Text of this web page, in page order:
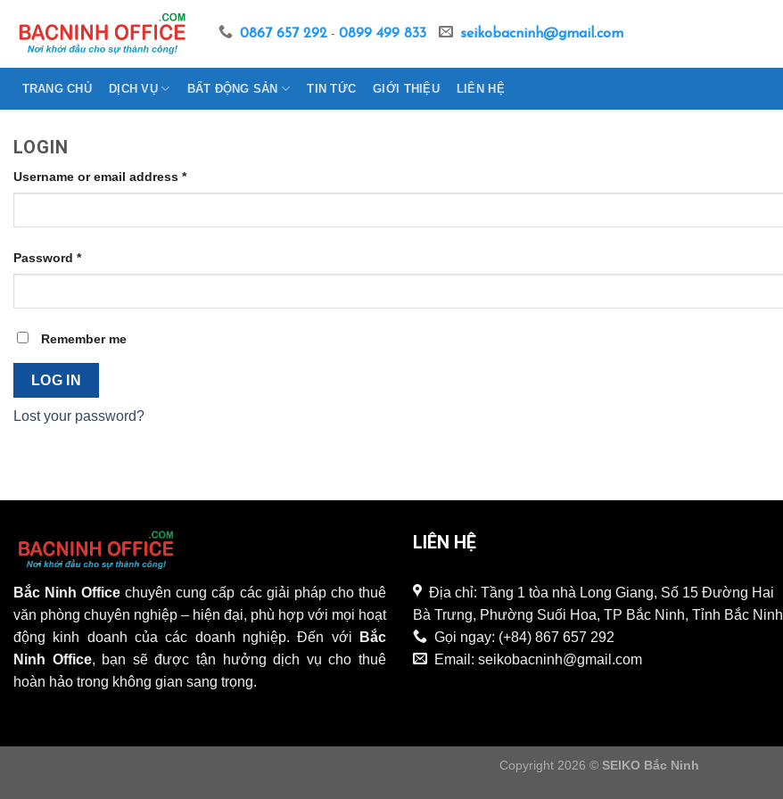
content
0867 657 292 - 0899 499 833 seikobacninh@gmail.com
TRANG CHỦ DỊCH VỤ BẤT ĐỘNG SẢN TIN TỨC GIỚI THIỆU LIÊN HỆ
LOGIN
Username or email address *
Password *
Remember me
LOG IN
Lost your password?
Bắc Ninh Office chuyên cung cấp các giải pháp cho thuê
văn phòng chuyên nghiệp – hiện đại, phù hợp với mọi hoạt
động kinh doanh của các doanh nghiệp. Đến với
Bắc
Ninh Office, bạn sẽ được tận hưởng dịch vụ cho thuê
hoàn hảo trong không gian sang trọng.
LIÊN HỆ
Địa chỉ: Tầng 1 tòa nhà Long Giang, Số 15 Đường Hai
Bà Trưng, Phường Suối Hoa, TP Bắc Ninh, Tỉnh Bắc Ninh
Gọi ngay: (+84) 867 657 292
Email: seikobacninh@gmail.com
Copyright 2026 © SEIKO Bắc Ninh